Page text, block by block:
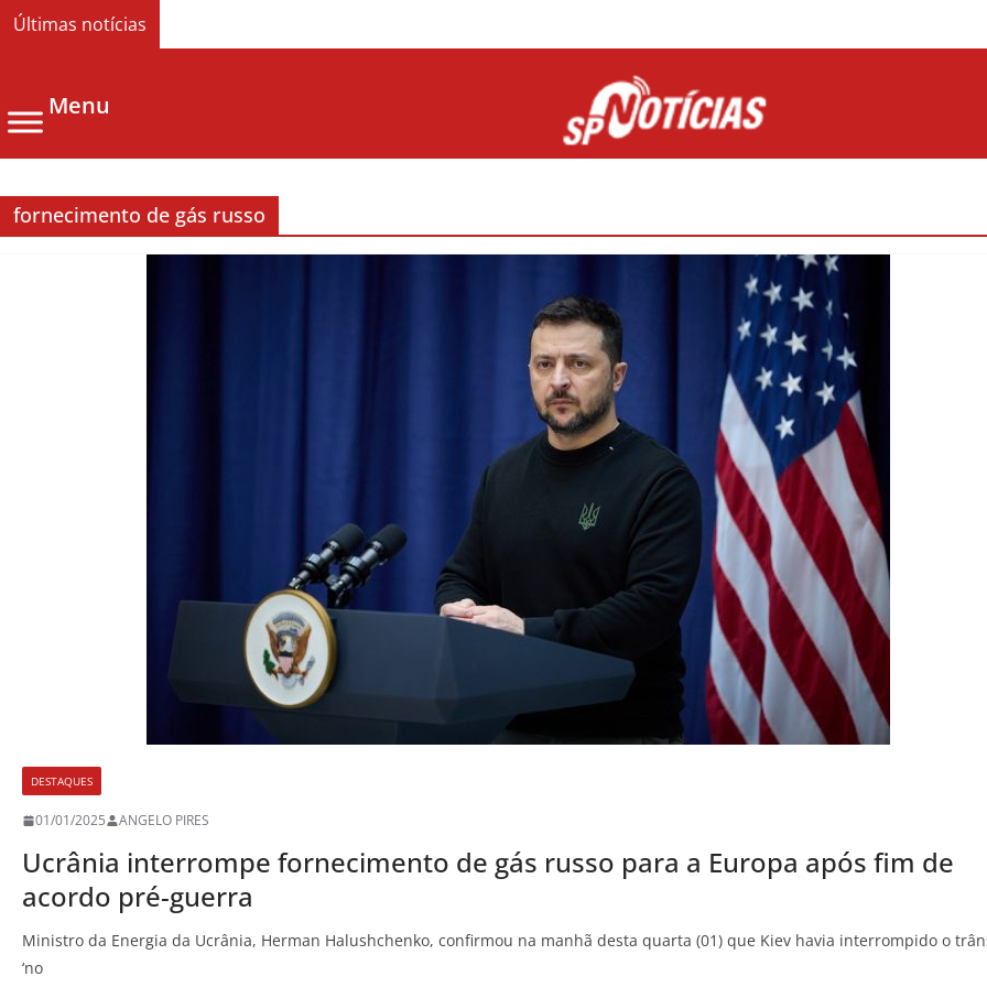
Últimas notícias
Menu
fornecimento de gás russo
DESTAQUES
01/01/2025 ANGELO PIRES
Ucrânia interrompe fornecimento de gás russo para a Europa após fim de
acordo pré-guerra
Ministro da Energia da Ucrânia, Herman Halushchenko, confirmou na manhã desta quarta (01) que Kiev havia interrompido o
‘no